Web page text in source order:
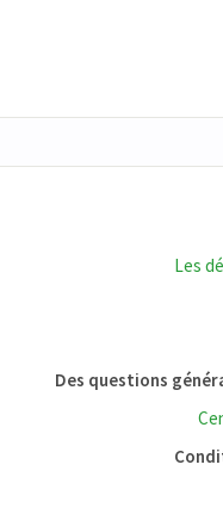
Les
Des questions